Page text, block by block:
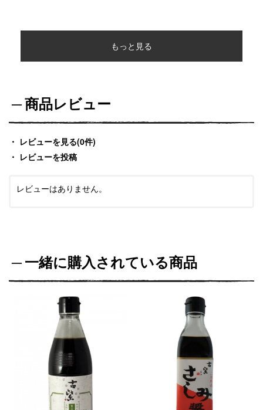
もっと見る
商品レビュー
レビューを見る(0件)
レビューを投稿
レビューはありません。
一緒に購入されている商品